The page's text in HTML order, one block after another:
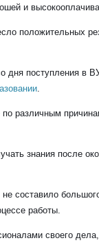
и
положительных
дня поступления в
.
различным
знания после
составило
работы.
своего